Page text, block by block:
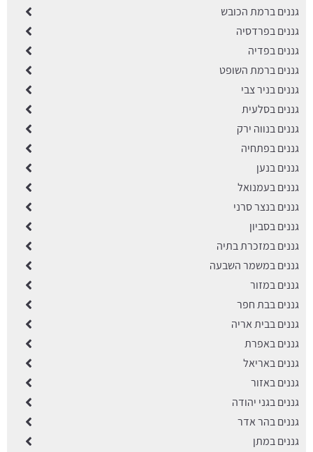
גננים ברמת הכובש
גננים בפרדסיה
גננים בפדיה
גננים ברמת השופט
גננים בניר צבי
גננים בסלעית
גננים בנווה ירק
גננים בפתחיה
גננים בנען
גננים בעמנואל
גננים בנצר סרני
גננים בסביון
גננים במזכרת בתיה
גננים במשמר השבעה
גננים במזור
גננים בבת חפר
גננים בבית אריה
גננים באפרת
גננים באריאל
גננים באזור
גננים בגני יהודה
גננים בהר אדר
גננים במתן